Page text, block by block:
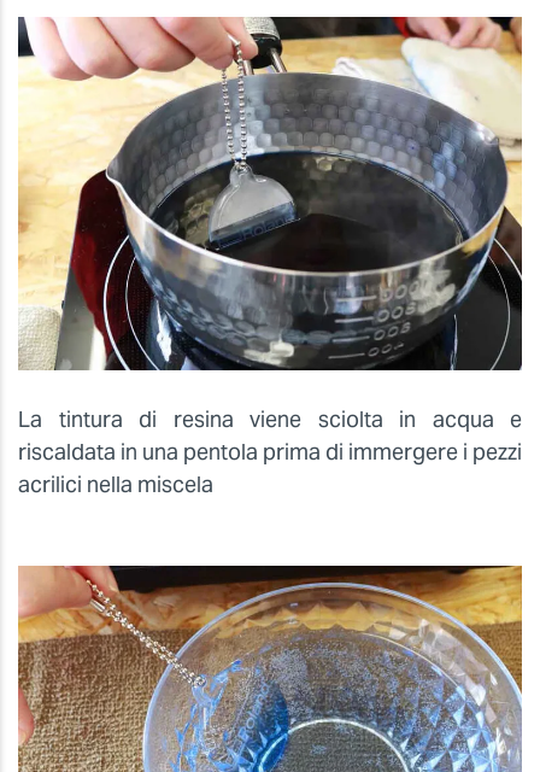
La tintura di resina viene sciolta in acqua e
riscaldata in una pentola prima di immergere i pezzi
acrilici nella miscela